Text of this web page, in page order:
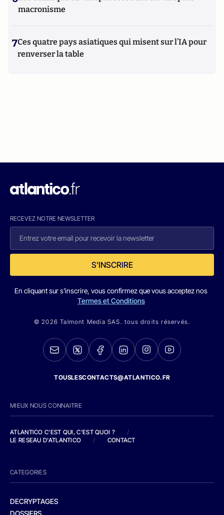
macronisme
7Ces quatre pays asiatiques qui misent sur l’IA pour
renverser la table
RECEVEZ NOTRE NEWSLETTER
S'INSCRIRE
En cliquant sur s'inscrire, vous confirmez que vous acceptez nos
Termes et Conditions
© 2026 Talmont Media SAS. tous droits réservés.
TOUSLESCONTACTS@ATLANTICO.FR
MIEUX NOUS CONNAITRE
ATLANTICO C'EST QUI, C'EST QUOI ?
/
LE RESEAU D'ATLANTICO
/ CONTACT
CATEGORIES
DECRYPTAGES
DOSSIERS